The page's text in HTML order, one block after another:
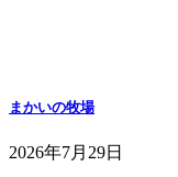
まかいの牧場
2026年7月29日